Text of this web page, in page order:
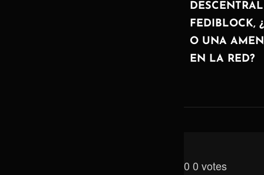
de
entradas
ANTERIOR
FEDIBLOCK,
O UNA
EN LA RED?
0 0 votes